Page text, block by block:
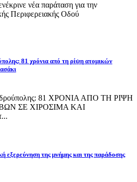
νέα παράταση για την
Περιφερειακής Οδού
81 χρόνια από τη ρίψη ατομικών
81 ΧΡΟΝΙΑ ΑΠΟ ΤΗ ΡΙΨΗ
ΣΕ ΧΙΡΟΣΙΜΑ ΚΑΙ
της μνήμης και της παράδοσης